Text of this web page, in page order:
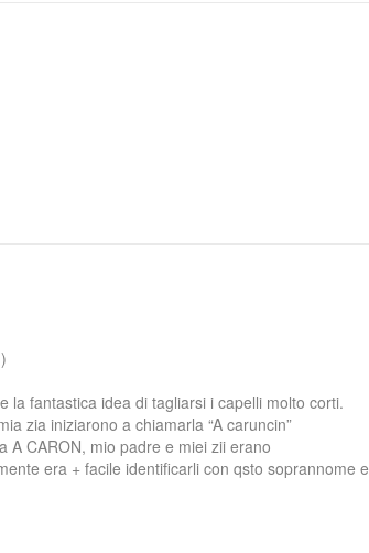
la fantastica idea di tagliarsi i capelli molto corti.
zia iniziarono a chiamarla “A caruncin”
A CARON, mio padre e miei zii erano
era + facile identificarli con qsto soprannome e